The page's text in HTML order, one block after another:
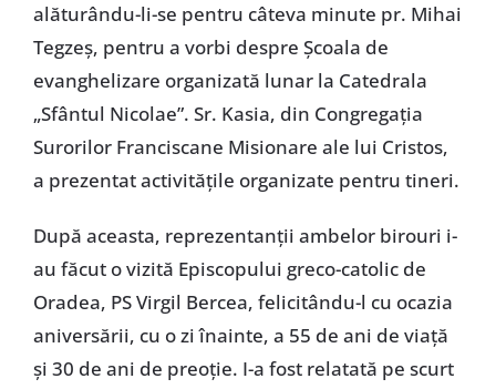
alăturându-li-se pentru câteva minute pr. Mihai
Tegzeş, pentru a vorbi despre Şcoala de
evanghelizare organizată lunar la Catedrala
„Sfântul Nicolae”. Sr. Kasia, din Congregaţia
Surorilor Franciscane Misionare ale lui Cristos,
a prezentat activităţile organizate pentru tineri.
După aceasta, reprezentanţii ambelor birouri i-
au făcut o vizită Episcopului greco-catolic de
Oradea, PS Virgil Bercea, felicitându-l cu ocazia
aniversării, cu o zi înainte, a 55 de ani de viaţă
şi 30 de ani de preoţie. I-a fost relatată pe scurt